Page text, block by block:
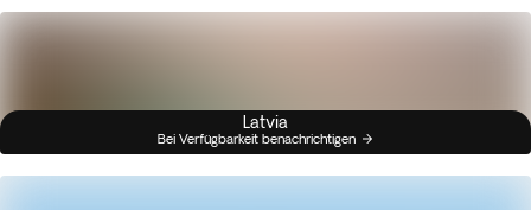
Latvia
Bei Verfügbarkeit benachrichtigen